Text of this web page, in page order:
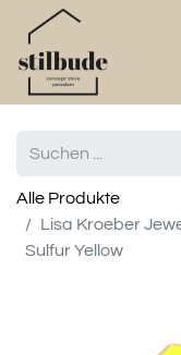
Alle Produkte
Lisa Kroeber
Sulfur Yellow